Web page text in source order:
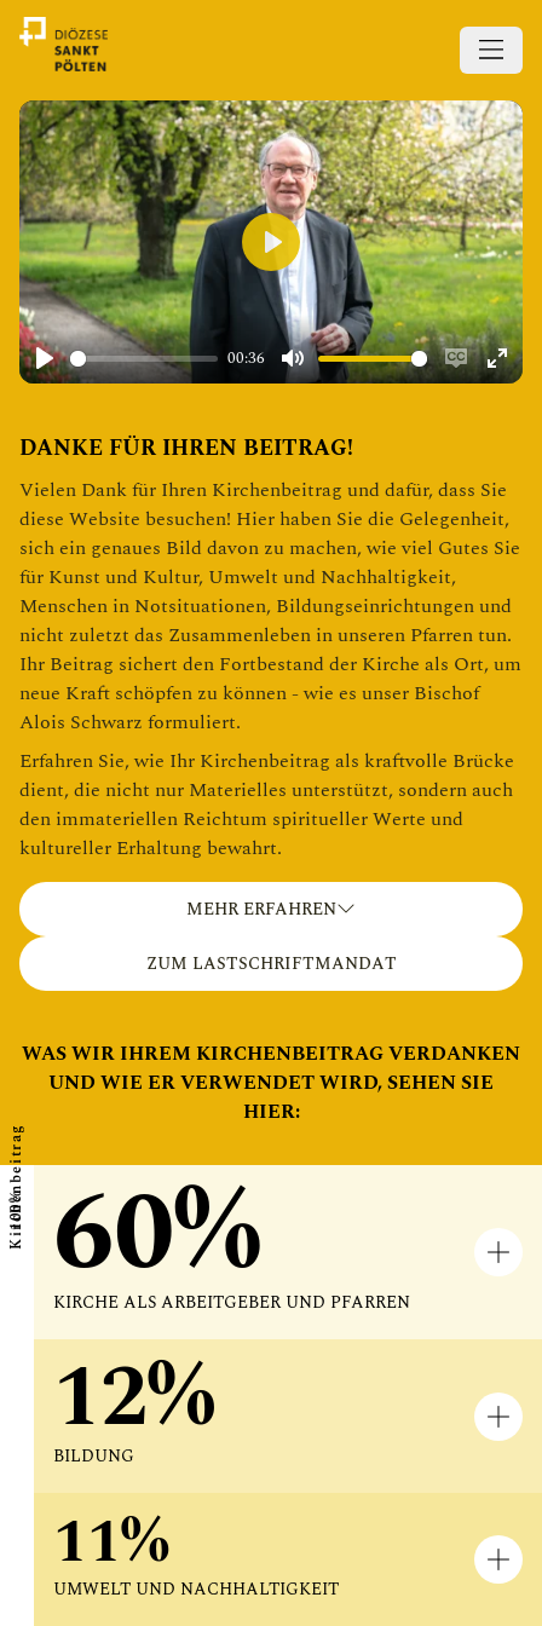
Play
00:36
Mute
Enable
Play
DANKE FÜR IHREN BEITRAG!
Vielen Dank für Ihren Kirchenbeitrag und dafür, dass Sie
diese Website besuchen! Hier haben Sie die Gelegenheit,
sich ein genaues Bild davon zu machen, wie viel Gutes Sie
für Kunst und Kultur, Umwelt und Nachhaltigkeit,
Menschen in Notsituationen, Bildungseinrichtungen und
nicht zuletzt das Zusammenleben in unseren Pfarren tun.
Ihr Beitrag sichert den Fortbestand der Kirche als Ort, um
neue Kraft schöpfen zu können - wie es unser Bischof
Alois Schwarz formuliert.
Erfahren Sie, wie Ihr Kirchenbeitrag als kraftvolle Brücke
dient, die nicht nur Materielles unterstützt, sondern auch
den immateriellen Reichtum spiritueller Werte und
kultureller Erhaltung bewahrt.
MEHR ERFAHREN
ZUM LASTSCHRIFTMANDAT
WAS WIR IHREM KIRCHENBEITRAG VERDANKEN
UND WIE ER VERWENDET WIRD, SEHEN SIE
HIER:
100%
Kirchenbeitrag 60%
KIRCHE ALS ARBEITGEBER UND PFARREN
12%
BILDUNG
11%
UMWELT UND NACHHALTIGKEIT